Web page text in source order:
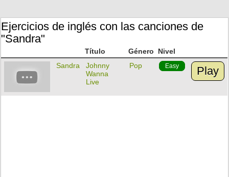
Ejercicios de inglés con las canciones de
"Sandra‎"
Título Género
Nivel
Sandra‎
Johnny
Wanna
Live
Pop Easy Play